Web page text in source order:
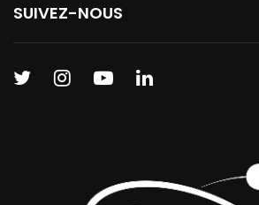
SUIVEZ-NOUS